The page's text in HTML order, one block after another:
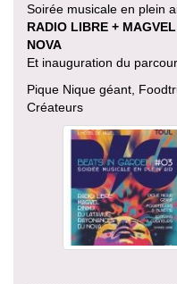
Soirée musicale en plein
RADIO LIBRE +
NOVA
Et inauguration du
Pique Nique géant,
Créateurs